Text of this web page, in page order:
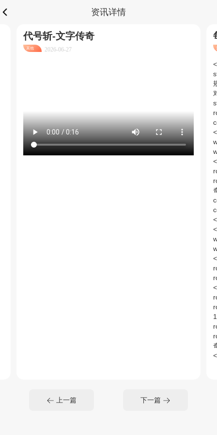
资讯详情
代号斩-文字传奇
其他 2026-06-27
上一篇 下一篇